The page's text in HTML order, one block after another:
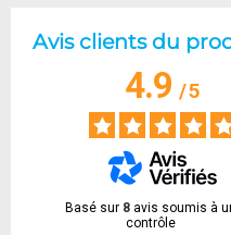
Avis clients du
4.9/5
Basé sur 8 avis soumis à
contrôle